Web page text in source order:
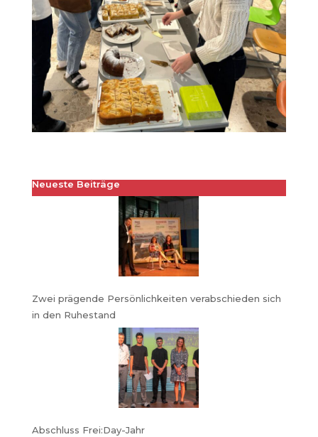
Neueste Beiträge
Zwei prägende Persönlichkeiten verabschieden sich
in den Ruhestand
Abschluss Frei:Day-Jahr